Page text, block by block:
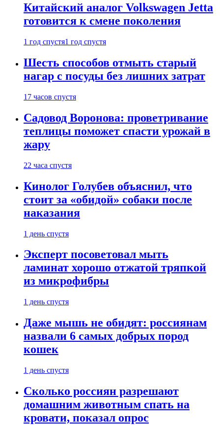
Китайский аналог Volkswagen Jetta
готовится к смене поколения
1 год спустя1 год спустя
Шесть способов отмыть старый
нагар с посуды без лишних затрат
17 часов спустя
Садовод Воронова: проветривание
теплицы поможет спасти урожай в
жару
22 часа спустя
Кинолог Голубев объяснил, что
стоит за «обидой» собаки после
наказания
1 день спустя
Эксперт посоветовал мыть
ламинат хорошо отжатой тряпкой
из микрофибры
1 день спустя
Даже мышь не обидят: россиянам
назвали 6 самых добрых пород
кошек
1 день спустя
Сколько россиян разрешают
домашним животным спать на
кровати, показал опрос